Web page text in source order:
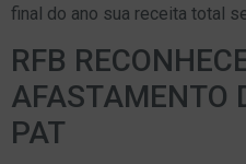
final do ano sua receita total
RFB
AFASTAMENTO
PAT